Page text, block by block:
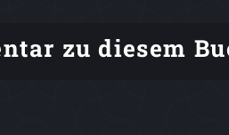
zu diesem